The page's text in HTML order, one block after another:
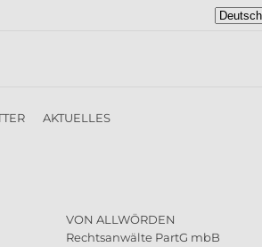
Sprache
AKTUELLES
VON ALLWÖRDEN
Rechtsanwälte PartG mbB